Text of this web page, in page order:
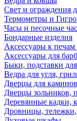
Свет и ограждения
Термометры и
Часы и песочные
Бондарные изделия
Аксессуары к
Аксессуары для
Быки, подставки
Ведра для угля,
Дверцы для
Дверцы зольников,
Деревянные кадки,
Дровницы,